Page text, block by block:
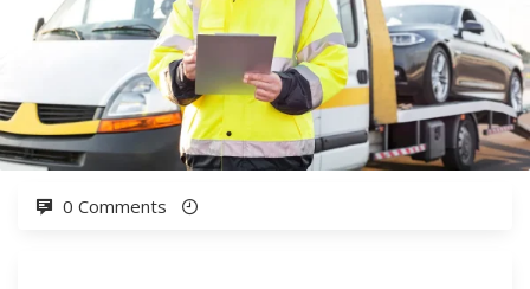
0 Comments